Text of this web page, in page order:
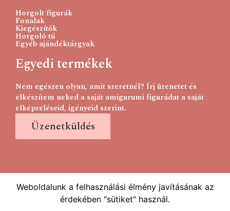
Horgolt figurák
Fonalak
Kiegészítők
Horgoló tű
Egyéb ajándéktárgyak
Egyedi termékek
Nem egészen olyan, amit szeretnél? Írj üzenetet és
elkészítem neked a saját amigurumi figurádat a saját
elképzeléseid, igényeid szerint.
Üzenetküldés
Weboldalunk a felhasználási élmény javításának az
érdekében "sütiket" használ.